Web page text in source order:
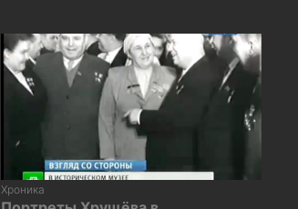
Хроника